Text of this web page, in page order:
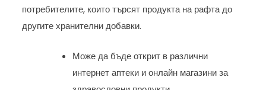
потребителите, които търсят продукта на рафта до
другите хранителни добавки.
Може да бъде открит в различни
интернет аптеки и онлайн магазини за